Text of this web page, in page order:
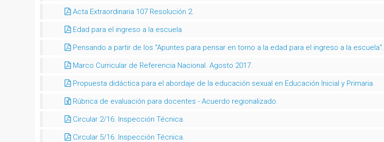
Acta Extraordinaria 107 Resolución 2.
Edad para el ingreso a la escuela
Pensando a partir de los "Apuntes para pensar en torno a la edad para el ingreso a la escuela".
Marco Curricular de Referencia Nacional. Agosto 2017.
Propuesta didáctica para el abordaje de la educación sexual en Educación Inicial y Primaria.
Rúbrica de evaluación para docentes - Acuerdo regionalizado.
Circular 2/16. Inspección Técnica.
Circular 5/16. Inspección Técnica.